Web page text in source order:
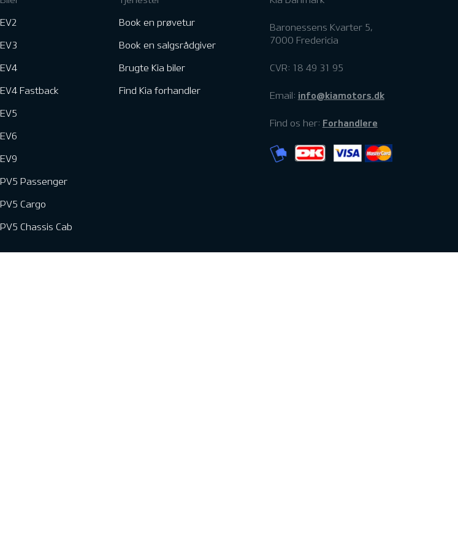
EV2
EV3
EV4
EV4 Fastback
EV5
EV6
EV9
PV5 Passenger
PV5 Cargo
PV5 Chassis Cab
Book en prøvetur
Book en salgsrådgiver
Brugte Kia biler
Find Kia forhandler
Baronessens Kvarter 5,
7000 Fredericia
CVR: 18 49 31 95
Email: info@kiamotors.dk
Find os her: Forhandlere